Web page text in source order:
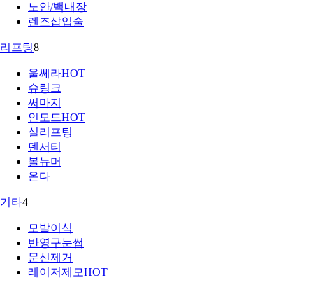
노안/백내장
렌즈삽입술
리프팅8
울쎄라HOT
슈링크
써마지
인모드HOT
실리프팅
덴서티
볼뉴머
온다
기타4
모발이식
반영구눈썹
문신제거
레이저제모HOT